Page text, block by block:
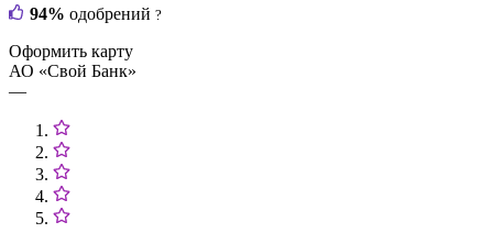
94% одобрений ?
Оформить карту
АО «Свой Банк»
—